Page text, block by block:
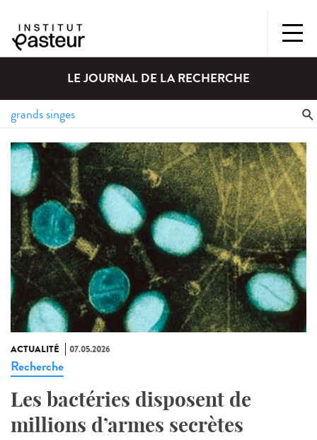
LE JOURNAL DE LA RECHERCHE
ACTUALITÉ 07.05.2026
Recherche
Les bactéries disposent de
millions d’armes secrètes